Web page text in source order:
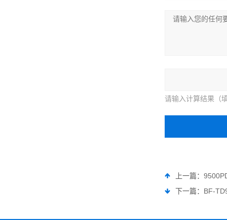
请输入计算结果（
上一篇：
下一篇： BF-